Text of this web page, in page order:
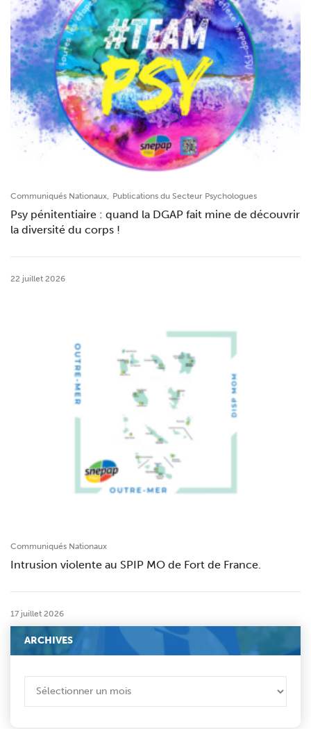
Communiqués Nationaux, Publications du Secteur Psychologues
Psy pénitentiaire : quand la DGAP fait mine de découvrir
la diversité du corps !
22 juillet 2026
Communiqués Nationaux
Intrusion violente au SPIP MO de Fort de France.
17 juillet 2026
ARCHIVES